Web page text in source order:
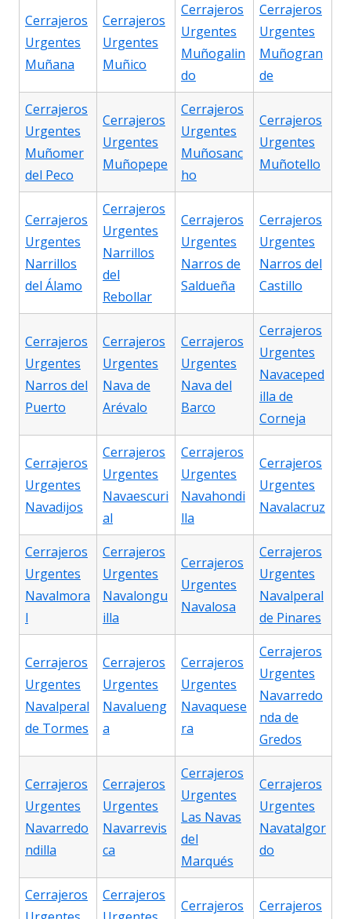
Cerrajeros
Urgentes
Muñana
Cerrajeros
Urgentes
Muñico
Cerrajeros
Urgentes
Muñogalin
do
Cerrajeros
Urgentes
Muñogran
de
Cerrajeros
Urgentes
Muñomer
del Peco
Cerrajeros
Urgentes
Muñopepe
Cerrajeros
Urgentes
Muñosanc
ho
Cerrajeros
Urgentes
Muñotello
Cerrajeros
Urgentes
Narrillos
del Álamo
Cerrajeros
Urgentes
Narrillos
del
Rebollar
Cerrajeros
Urgentes
Narros de
Saldueña
Cerrajeros
Urgentes
Narros del
Castillo
Cerrajeros
Urgentes
Narros del
Puerto
Cerrajeros
Urgentes
Nava de
Arévalo
Cerrajeros
Urgentes
Nava del
Barco
Cerrajeros
Urgentes
Navaceped
illa de
Corneja
Cerrajeros
Urgentes
Navadijos
Cerrajeros
Urgentes
Navaescuri
al
Cerrajeros
Urgentes
Navahondi
lla
Cerrajeros
Urgentes
Navalacruz
Cerrajeros
Urgentes
Navalmora
l
Cerrajeros
Urgentes
Navalongu
illa
Cerrajeros
Urgentes
Navalosa
Cerrajeros
Urgentes
Navalperal
de Pinares
Cerrajeros
Urgentes
Navalperal
de Tormes
Cerrajeros
Urgentes
Navalueng
a
Cerrajeros
Urgentes
Navaquese
ra
Cerrajeros
Urgentes
Navarredo
nda de
Gredos
Cerrajeros
Urgentes
Navarredo
ndilla
Cerrajeros
Urgentes
Navarrevis
ca
Cerrajeros
Urgentes
Las Navas
del
Marqués
Cerrajeros
Urgentes
Navatalgor
do
Cerrajeros
Cerrajeros
Cerrajeros Cerrajeros